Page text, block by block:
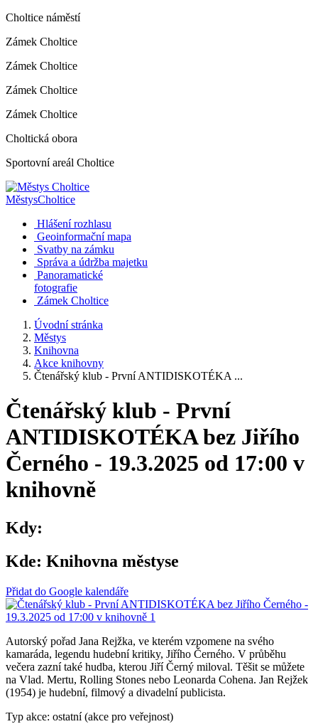
Choltice náměstí
Zámek Choltice
Zámek Choltice
Zámek Choltice
Zámek Choltice
Choltická obora
Sportovní areál Choltice
MěstysCholtice
Hlášení rozhlasu
Geoinformační mapa
Svatby na zámku
Správa a údržba majetku
Panoramatické
fotografie
Zámek Choltice
Úvodní stránka
Městys
Knihovna
Akce knihovny
Čtenářský klub - První ANTIDISKOTÉKA ...
Čtenářský klub - První
ANTIDISKOTÉKA bez Jiřího
Černého - 19.3.2025 od 17:00 v
knihovně
Kdy:
Kde: Knihovna městyse
Přidat do Google kalendáře
Autorský pořad Jana Rejžka, ve kterém vzpomene na svého
kamaráda, legendu hudební kritiky, Jiřího Černého. V průběhu
večera zazní také hudba, kterou Jiří Černý miloval. Těšit se můžete
na Vlad. Mertu, Rolling Stones nebo Leonarda Cohena. Jan Rejžek
(1954) je hudební, filmový a divadelní publicista.
Typ akce: ostatní (akce pro veřejnost)